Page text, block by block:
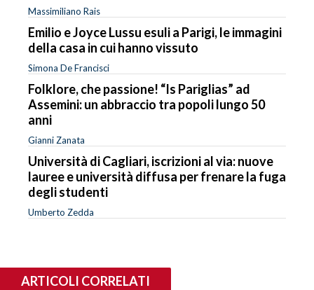
Massimiliano Rais
Emilio e Joyce Lussu esuli a Parigi, le immagini
della casa in cui hanno vissuto
Simona De Francisci
Folklore, che passione! “Is Pariglias” ad
Assemini: un abbraccio tra popoli lungo 50
anni
Gianni Zanata
Università di Cagliari, iscrizioni al via: nuove
lauree e università diffusa per frenare la fuga
degli studenti
Umberto Zedda
ARTICOLI CORRELATI